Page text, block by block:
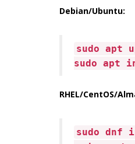
Debian/Ubuntu:
sudo apt
sudo apt
RHEL/CentOS/
sudo dnf